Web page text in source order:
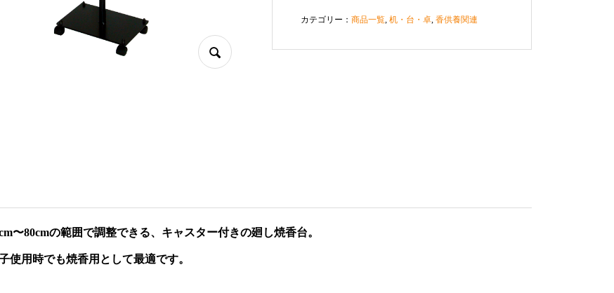
カテゴリー： 商品一覧, 机・台・卓, 香供養関連
〜80cmの範囲で調整できる、キャスター付きの廻し焼香台。
使用時でも焼香用として最適です。